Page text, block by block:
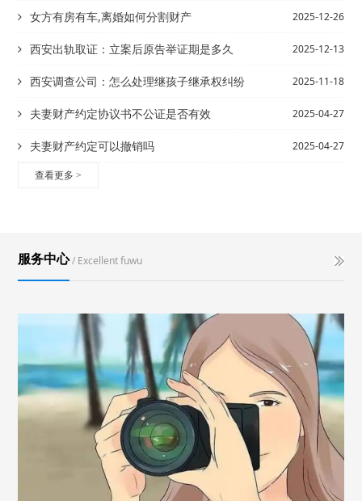
女方有房有车,离婚如何分割财产 2025-12-26
西安出轨取证：立案后原告举证期是多久 2025-12-13
西安调查公司：怎么处理继孩子继承权纠纷 2025-11-18
夫妻财产约定协议书不公证是否有效 2025-04-27
夫妻财产约定可以撤销吗 2025-04-27
查看更多>
服务中心/ Excellent fuwu